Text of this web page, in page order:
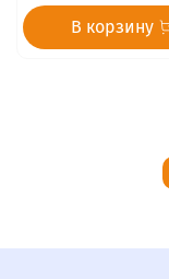
В корзину